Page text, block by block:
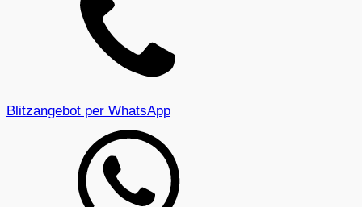
Blitzangebot per WhatsApp